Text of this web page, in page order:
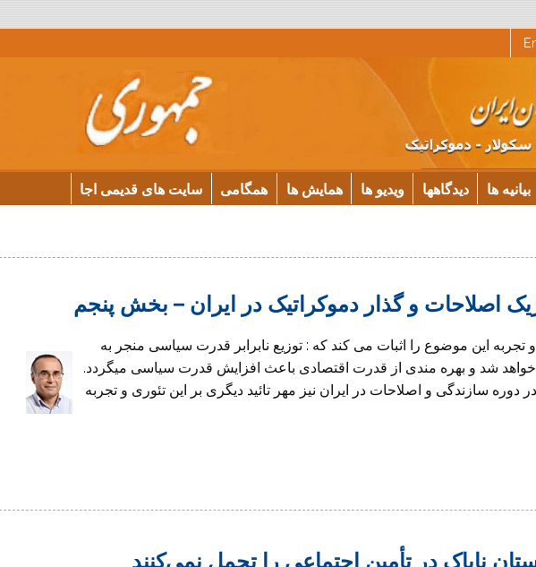
بیانیه ها دیدگاهها ویدیو ها همایش ها همگامی سایت های قدیمی اجا
اصلاحات و گذار دموکراتیک در ایران – بخش پنجم
انتخابات ۸۴ تئوری و تجربه این موضوع را اثبات می کند که : توزیع نابرابر قدرت سیاسی منجر به
خواهد شد و بهره مندی از قدرت اقتصادی باعث افزایش قدرت سیاسی میگردد.
سازندگی و اصلاحات در ایران نیز مهر تائید دیگری بر این تئوری و تجربه
ناپاک در تأمین اجتماعی را تحمل نمی‌کنند